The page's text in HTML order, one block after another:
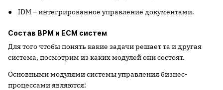
● IDM – интегрированное управление документами.
Состав BPM и ЕСМ систем
Для того чтобы понять какие задачи решает та и другая
система, посмотрим из каких модулей они состоят.
Основными модулями системы управления бизнес-
процессами являются: